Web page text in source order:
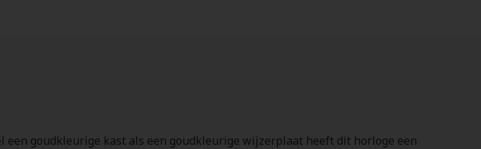
goudkleurige kast als een goudkleurige wijzerplaat heeft dit horloge een